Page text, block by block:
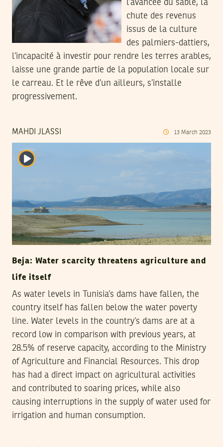
l’avancée du sable, la
chute des revenus
issus de la culture
des palmiers-dattiers,
l’incapacité à investir pour rendre les terres arables,
laisse une grande partie de la population locale sur
le carreau. Et le rêve d’un ailleurs, s’installe
progressivement.
MAHDI JLASSI 13 March 2023
Beja: Water scarcity threatens agriculture and
life itself
As water levels in Tunisia’s dams have fallen, the
country itself has fallen below the water poverty
line. Water levels in the country’s dams are at a
record low in comparison with previous years, at
28.5% of reserve capacity, according to the Ministry
of Agriculture and Financial Resources. This drop
has had a direct impact on agricultural activities
and contributed to soaring prices, while also
causing interruptions in the supply of water used for
irrigation and human consumption.